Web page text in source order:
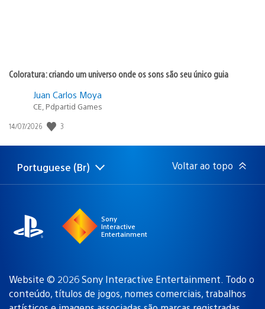
Coloratura: criando um universo onde os sons são seu único guia
Juan Carlos Moya
CE, Pdpartid Games
Data
publicação:
14/07/2026 3
Selecione
Região
Portuguese (Br) Voltar ao topo
Sony
Interactive
Entertainment
Website © 2026 Sony Interactive Entertainment. Todo o
conteúdo, títulos de jogos, nomes comerciais, trabalhos